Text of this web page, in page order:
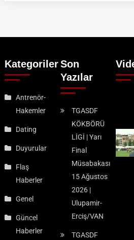
Kategoriler
Antrenör-
Hakemler
Dating
Duyurular
Flaş
Haberler
Genel
Güncel
Haberler
Son
Yazılar
TGASDF
KÖKBÖRÜ
LİGİ | Yarı
Final
Müsabakası
15 Ağustos
2026 |
Ulupamir-
Erciş/VAN
TGASDF